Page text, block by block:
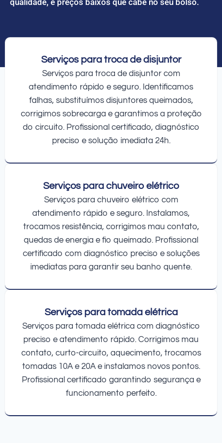
Serviços para troca de disjuntor
Serviços para troca de disjuntor com
atendimento rápido e seguro. Identificamos
falhas, substituímos disjuntores queimados,
corrigimos sobrecarga e garantimos a proteção
do circuito. Profissional certificado, diagnóstico
preciso e solução imediata 24h.
Serviços para chuveiro elétrico
Serviços para chuveiro elétrico com
atendimento rápido e seguro. Instalamos,
trocamos resistência, corrigimos mau contato,
quedas de energia e fio queimado. Profissional
certificado com diagnóstico preciso e soluções
imediatas para garantir seu banho quente.
Serviços para tomada elétrica
Serviços para tomada elétrica com diagnóstico
preciso e atendimento rápido. Corrigimos mau
contato, curto-circuito, aquecimento, trocamos
tomadas 10A e 20A e instalamos novos pontos.
Profissional certificado garantindo segurança e
funcionamento perfeito.